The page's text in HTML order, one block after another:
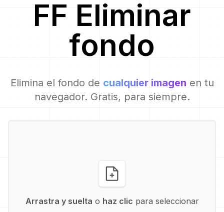
FF Eliminar
fondo
Elimina el fondo de cualquier imagen en tu
navegador. Gratis, para siempre.
Arrastra y suelta o haz clic para seleccionar